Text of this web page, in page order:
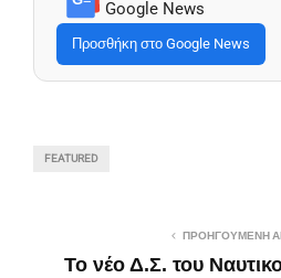
Google News
Προσθήκη στο Google News
FEATURED
ΠΡΟΗΓΟΎΜΕΝΗ
Το νέο Δ.Σ. του